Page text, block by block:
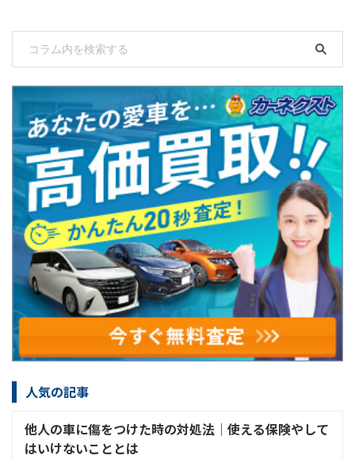
人気の記事
他人の車に傷をつけた時の対処法│使える保険やして
はいけないこととは